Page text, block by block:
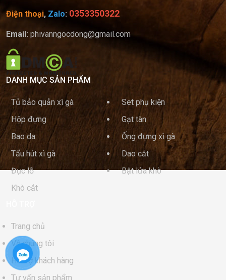
Điện thoại, Zalo: 0353350322
Email: phivanngocdong@gmail.com
DANH MỤC SẢN PHẨM
Tủ bảo quản xì gà
Set phụ kiện
Hộp đựng
Gạt tàn
Bao da
Ống đựng xì gà
Tẩu hút xì gà
Dao cắt
Đục lỗ
Bật lửa khò
Khò cắt
Trang chủ
Về chúng tôi
Hỗ trợ khách hàng
Tư vấn sản phẩm